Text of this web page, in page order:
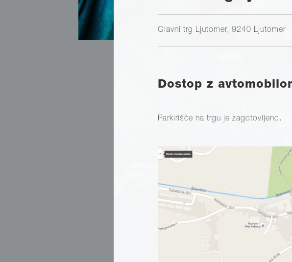
Glavni trg Ljutomer, 9240 Ljutomer
Dostop z
Parkirišče na trgu je zagotovljeno.